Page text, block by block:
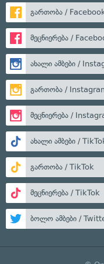
გართობა /
მეცნიერება /
ახალი ამბები /
გართობა /
მეცნიერება /
ახალი ამბები /
გართობა / TikTok
მეცნიერება / TikTok
ბოლო ამბები /